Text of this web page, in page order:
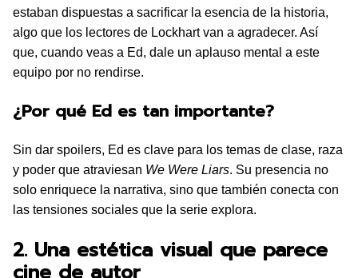
estaban dispuestas a sacrificar la esencia de la historia,
algo que los lectores de Lockhart van a agradecer. Así
que, cuando veas a Ed, dale un aplauso mental a este
equipo por no rendirse.
¿Por qué Ed es tan importante?
Sin dar spoilers, Ed es clave para los temas de clase, raza
y poder que atraviesan We Were Liars. Su presencia no
solo enriquece la narrativa, sino que también conecta con
las tensiones sociales que la serie explora.
2. Una estética visual que parece